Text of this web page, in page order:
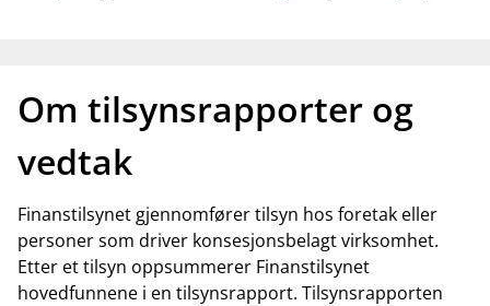
Om tilsynsrapporter og
vedtak
Finanstilsynet gjennomfører tilsyn hos foretak eller
personer som driver konsesjonsbelagt virksomhet.
Etter et tilsyn oppsummerer Finanstilsynet
hovedfunnene i en tilsynsrapport. Tilsynsrapporten